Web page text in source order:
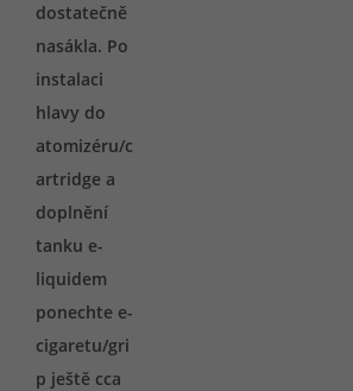
dostatečně
nasákla. Po
instalaci
hlavy do
atomizéru/c
artridge a
doplnění
tanku e-
liquidem
ponechte e-
cigaretu/gri
p ještě cca